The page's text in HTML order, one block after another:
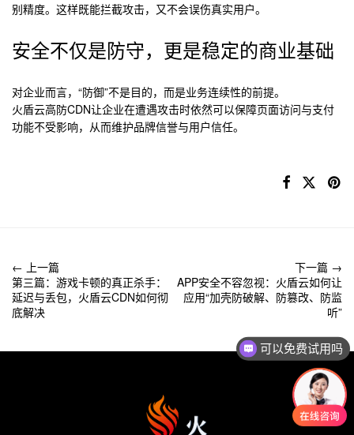
别精度。这样既能拦截攻击，又不会误伤真实用户。
安全不仅是防守，更是稳定的商业基础
对企业而言，“防御”不是目的，而是业务连续性的前提。
火盾云高防CDN让企业在遭遇攻击时依然可以保障页面访问与支付
功能不受影响，从而维护品牌信誉与用户信任。
文
章
← 上一篇
第三篇：游戏卡顿的真正杀手：
延迟与丢包，火盾云CDN如何彻
底解决
下一篇 →
APP安全不容忽视：火盾云如何让
应用“加壳防破解、防篡改、防监
听”
可以免费试用吗